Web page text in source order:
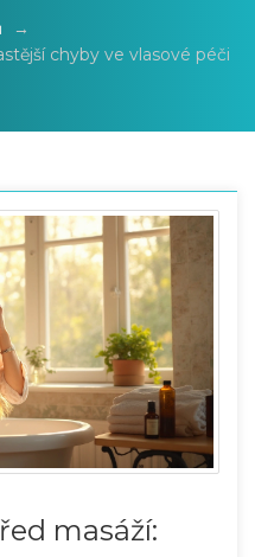
→
chyby ve vlasové péči
masáží: